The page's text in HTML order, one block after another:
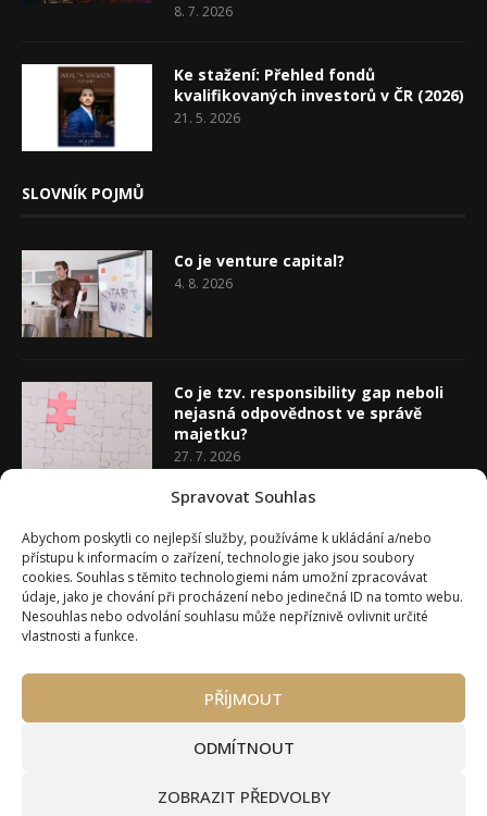
Spravovat Souhlas
Abychom poskytli co nejlepší služby, používáme k ukládání a/nebo
přístupu k informacím o zařízení, technologie jako jsou soubory
cookies. Souhlas s těmito technologiemi nám umožní zpracovávat
údaje, jako je chování při procházení nebo jedinečná ID na tomto webu.
Nesouhlas nebo odvolání souhlasu může nepříznivě ovlivnit určité
vlastnosti a funkce.
PŘÍJMOUT
ODMÍTNOUT
ZOBRAZIT PŘEDVOLBY
8. 7. 2026
Ke stažení: Přehled fondů
kvalifikovaných investorů v ČR (2026)
21. 5. 2026
SLOVNÍK POJMŮ
Co je venture capital?
4. 8. 2026
Co je tzv. responsibility gap neboli
nejasná odpovědnost ve správě
majetku?
27. 7. 2026
20. 7. 2026
O Wealth Magazínu Můj účet
Kontakty
Máte zájem o spolupráci?
Pravidla používání webu wmag.cz
Ke stažení (partneři a autoři)